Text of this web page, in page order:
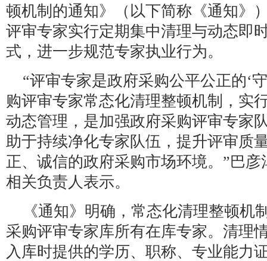
顿机制的通知》（以下简称《通知》
评审专家实行定期集中清理与动态即
式，进一步规范专家执业行为。
“评审专家是政府采购公平公正的‘
购评审专家常态化清理整顿机制，实
动态管理，是加强政府采购评审专家
助于持续净化专家队伍，提升评审质
正、诚信的政府采购市场环境。”巴
相关负责人表示。
《通知》明确，常态化清理整顿机
采购评审专家库所有在库专家。清理
入库时提供的学历、职称、专业能力